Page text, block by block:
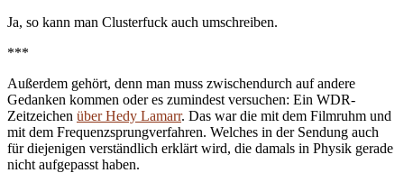
Ja, so kann man Clusterfuck auch umschreiben.
***
Außerdem gehört, denn man muss zwischendurch auf andere
Gedanken kommen oder es zumindest versuchen: Ein WDR-
Zeitzeichen über Hedy Lamarr. Das war die mit dem Filmruhm und
mit dem Frequenzsprungverfahren. Welches in der Sendung auch
für diejenigen verständlich erklärt wird, die damals in Physik gerade
nicht aufgepasst haben.